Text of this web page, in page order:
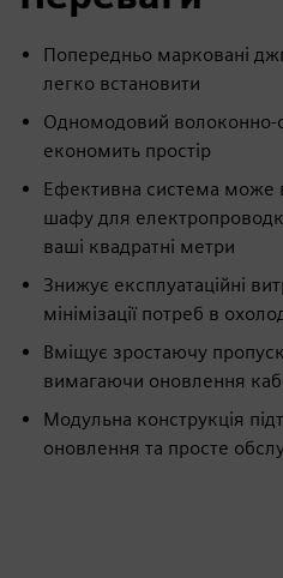
Попередньо марковані
легко встановити
Одномодовий волоконно-
економить простір
Ефективна система може
шафу для
ваші квадратні метри
Знижує експлуатаційні
мінімізації потреб в
Вміщує зростаючу
вимагаючи оновлення
Модульна конструкція
оновлення та просте